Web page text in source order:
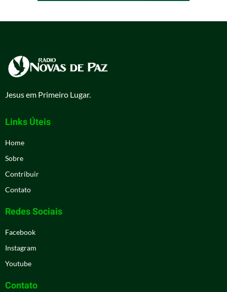
Jesus em Primeiro Lugar.
Links Úteis
Home
Sobre
Contribuir
Contato
Redes Sociais
Facebook
Instagram
Youtube
Contato